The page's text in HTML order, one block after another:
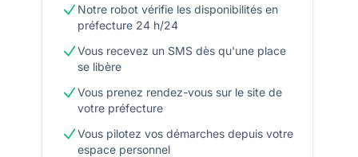
Notre robot vérifie les disponibilités en
préfecture 24 h/24
Vous recevez un SMS dès qu'une place
se libère
Vous prenez rendez-vous sur le site de
votre préfecture
Vous pilotez vos démarches depuis votre
espace personnel